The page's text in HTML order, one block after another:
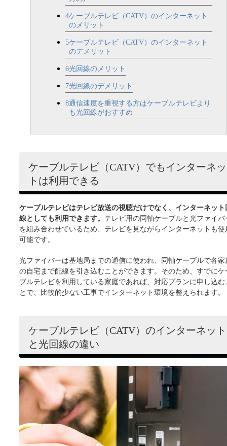
4ケーブルテレビ（CATV）のインターネット
のメリット
5ケーブルテレビ（CATV）のインターネット
のデメリット
6光回線のメリット
7光回線のデメリット
8通信速度を重視する方はケーブルテレビより
も光回線がおすすめ
ケーブルテレビ（CATV）でもインターネッ
トは利用できる
ケーブルテレビはテレビ放送の視聴だけでなく、インターネット
線としても利用できます。 テレビ用の同軸ケーブルと光ファイバ
を組み合わせているため、テレビを見ながらインターネットも使
可能です。
光ファイバーは基地局までの通信に使われ、同軸ケーブルで各家
の自宅まで配線を引き込むことができます。そのため、すでにケ
ブルテレビを利用している家庭であれば、対応プランに申し込む
とで、比較的少ない工事でインターネット環境を整えられます。
ケーブルテレビ（CATV）のインターネット
と光回線の違い